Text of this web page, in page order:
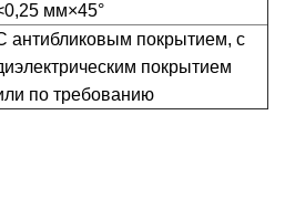
мм×45°
антибликовым покрытием, с
покрытием
по требованию